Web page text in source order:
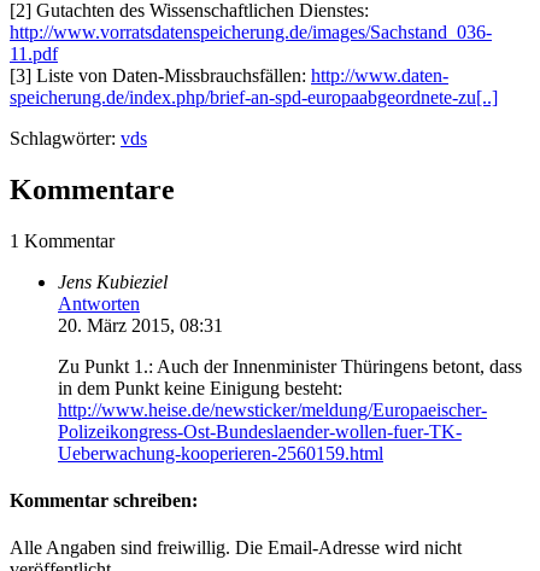
[2] Gutachten des Wissenschaftlichen Dienstes:
http://www.vorratsdatenspeicherung.de/images/Sachstand_036-
11.pdf
[3] Liste von Daten-Missbrauchsfällen: http://www.daten-
speicherung.de/index.php/brief-an-spd-europaabgeordnete-zu[..]
Schlagwörter: vds
Kommentare
1 Kommentar
Jens Kubieziel
Antworten
20. März 2015, 08:31
Zu Punkt 1.: Auch der Innenminister Thüringens betont, dass
in dem Punkt keine Einigung besteht:
http://www.heise.de/newsticker/meldung/Europaeischer-
Polizeikongress-Ost-Bundeslaender-wollen-fuer-TK-
Ueberwachung-kooperieren-2560159.html
Kommentar schreiben:
Alle Angaben sind freiwillig. Die Email-Adresse wird nicht